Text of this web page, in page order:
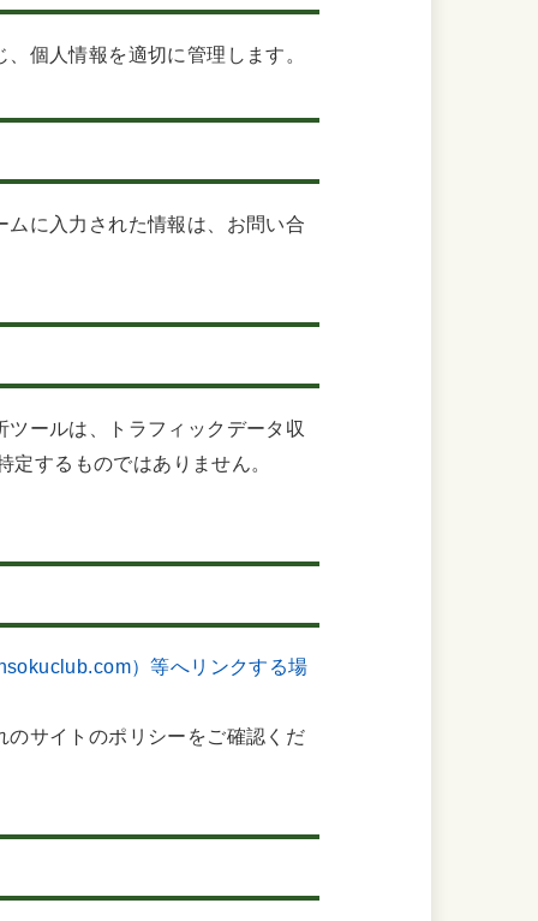
個人情報を適切に管理します。
に入力された情報は、お問い合
ールは、トラフィックデータ収
するものではありません。
）等へリンクする場
サイトのポリシーをご確認くだ